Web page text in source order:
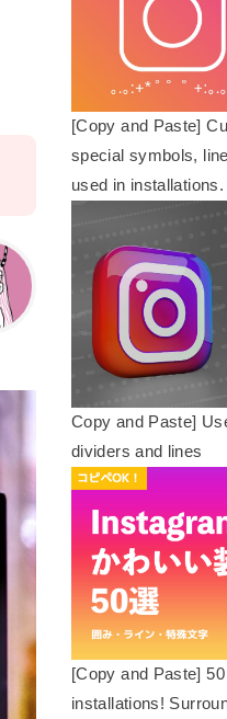
[Copy and Paste]
special symbols,
used in installations.
Copy and Paste]
dividers and lines
[Copy and Paste]
installations!